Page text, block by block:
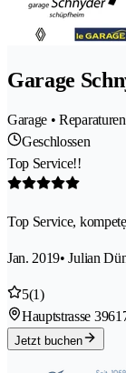
Garage
Garage •
Geschlossen
Top Service!!
Top Service,
Jan. 2019• Julian
5(1)
Hauptstrasse 39
Jetzt buchen